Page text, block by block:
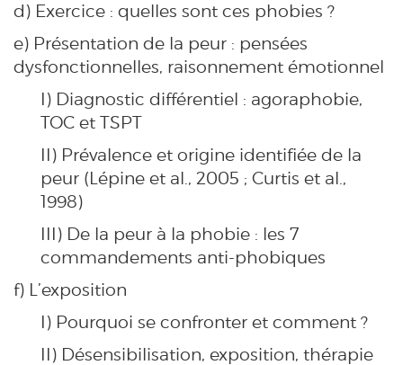
d) Exercice : quelles sont ces phobies ?
e) Présentation de la peur : pensées
dysfonctionnelles, raisonnement émotionnel
I) Diagnostic différentiel : agoraphobie,
TOC et TSPT
II) Prévalence et origine identifiée de la
peur (Lépine et al., 2005 ; Curtis et al.,
1998)
III) De la peur à la phobie : les 7
commandements anti-phobiques
f) L’exposition
I) Pourquoi se confronter et comment ?
II) Désensibilisation, exposition, thérapie